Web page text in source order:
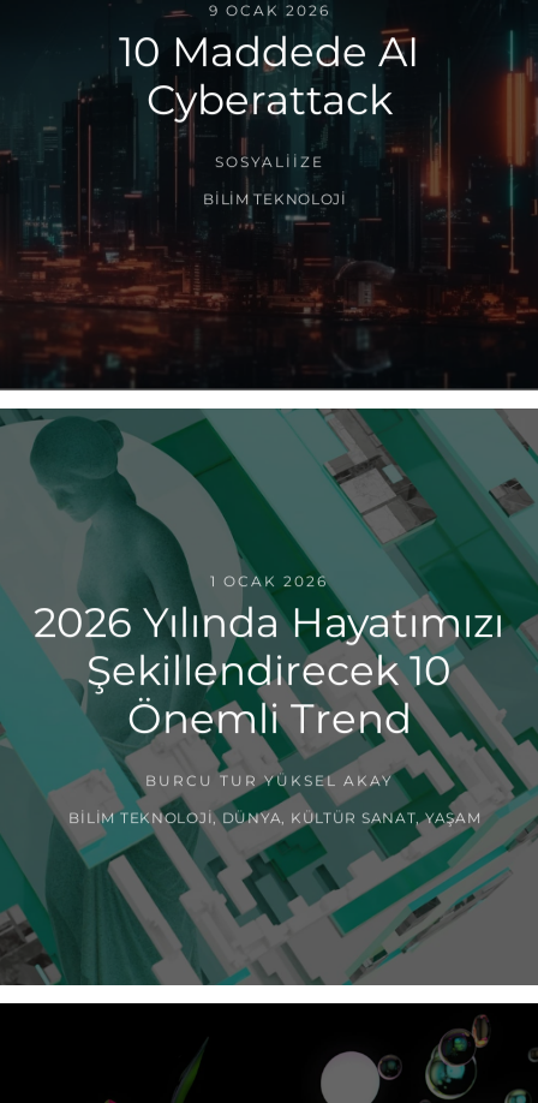
9 OCAK 2026
10 Maddede AI
Cyberattack
SOSYALIIZE
BILIM TEKNOLOJI
1 OCAK 2026
2026 Yılında Hayatımızı
Şekillendirecek 10
Önemli Trend
BURCU TUR YÜKSEL AKAY
BILIM TEKNOLOJI, DÜNYA KÜLTÜR SANAT ,YAŞAM